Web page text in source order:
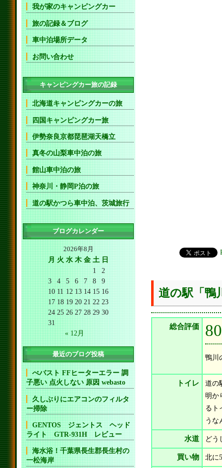
道の駅「鴨
総合評価
鴨川
トイレ
道の
明か
るト
うな
水道 どう
買い物 北に
我が家のキャンピングカー
旅の記録＆ブログ
車中泊場所データ
お問い合わせ
キャンピングカー旅の記録
北海道キャンピングカーの旅
四国キャンピングカー旅
伊勢奈良京都琵琶湖天橋立
真冬の山梨車中泊の旅
館山車中泊の旅
神奈川・静岡P泊の旅
道の駅かつら車中泊、茨城旅行
ブログカレンダー
2026年8月
月 火 水 木 金 土 日
1
2
3
4 5 6 7 8
9
10 11 12 13 14 15 16
17 18 19 20 21 22 23
24 25 26 27 28 29 30
31
« 12月
最近のブログ投稿
べバスト FFヒーターエラー 調
子悪い 点火しない 原因 webasto
久しぶりにエアコンのフィルタ
ー掃除
GENTOS ジェントス ヘッド
ライト GTR-931H レビュー
海水浴！千葉県長生郡長生村の
一松海岸